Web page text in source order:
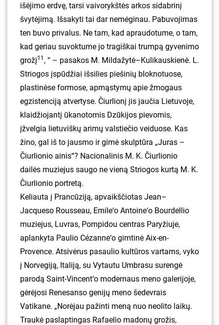
išėjimo erdvę, tarsi vaivorykštės arkos sidabrinį
švytėjimą. Išsakyti tai dar nemėginau. Pabuvojimas
ten buvo privalus. Ne tam, kad apraudotume, o tam,
kad geriau suvoktume jo tragiškai trumpą gyvenimo
grožį11 , “ – pasakos M. Mildažytė–Kulikauskienė. L.
Striogos įspūdžiai išsilies piešinių bloknotuose,
plastinėse formose, apmąstymų apie žmogaus
egzistenciją atvertyse. Čiurlionį jis jaučia Lietuvoje,
klaidžiojantį ūkanotomis Dzūkijos pievomis,
įžvelgia lietuviškų arimų valstiečio veiduose. Kas
žino, gal iš to jausmo ir gimė skulptūra „Juras –
Čiurlionio ainis“? Nacionalinis M. K. Čiurlionio
dailės muziejus saugo ne vieną Striogos kurtą M. K.
Čiurlionio portretą.
Keliauta į Prancūziją, apvaikščiotas Jean–
Jacqueso Rousseau, Emile‘o Antoine‘o Bourdellio
muziejus, Luvras, Pompidou centras Paryžiuje,
aplankyta Paulio Cézanne‘o gimtinė Aix-en-
Provence. Atsivėrus pasaulio kultūros vartams, vyko
į Norvegiją, Italiją, su Vytautu Umbrasu surengė
parodą Saint-Vincent‘o modernaus meno galerijoje,
gėrėjosi Renesanso genijų meno šedevrais
Vatikane. „Norėjau pažinti meną nuo neolito laikų.
Traukė paslaptingas Rafaelio madonų grožis,